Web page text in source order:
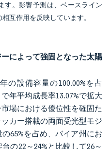
す。影響予測は、ベースライン
互作用を反映しています。
によって強固となった太陽
の設備容量の100.00%を占
年平均成長率13.07%で拡大
場における優位性を確固た
カー搭載の両面受光型モジ
65%を占め、バイア州にお
の22～24%と比較して26～